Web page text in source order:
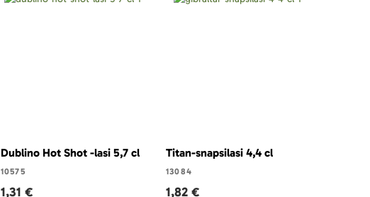
Dublino Hot Shot -lasi 5,7 cl
10575
1,31 €
Titan-snapsilasi 4,4 cl
13084
1,82 €